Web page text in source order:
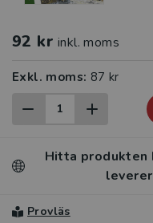
92 kr inkl. moms
Exkl. moms: 87 kr
Hitta produkten
Provläs